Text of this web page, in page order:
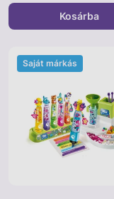
Kosárba
Saját márkás